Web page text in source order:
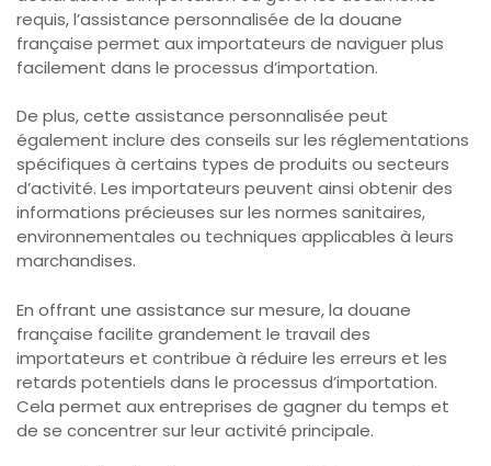
requis, l’assistance personnalisée de la douane
française permet aux importateurs de naviguer plus
facilement dans le processus d’importation.
De plus, cette assistance personnalisée peut
également inclure des conseils sur les réglementations
spécifiques à certains types de produits ou secteurs
d’activité. Les importateurs peuvent ainsi obtenir des
informations précieuses sur les normes sanitaires,
environnementales ou techniques applicables à leurs
marchandises.
En offrant une assistance sur mesure, la douane
française facilite grandement le travail des
importateurs et contribue à réduire les erreurs et les
retards potentiels dans le processus d’importation.
Cela permet aux entreprises de gagner du temps et
de se concentrer sur leur activité principale.